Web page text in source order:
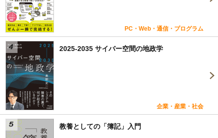
PC・Web・通信・プログラム
2025-2035 サイバー空間の地政学
企業・産業・社会
教養としての「簿記」入門